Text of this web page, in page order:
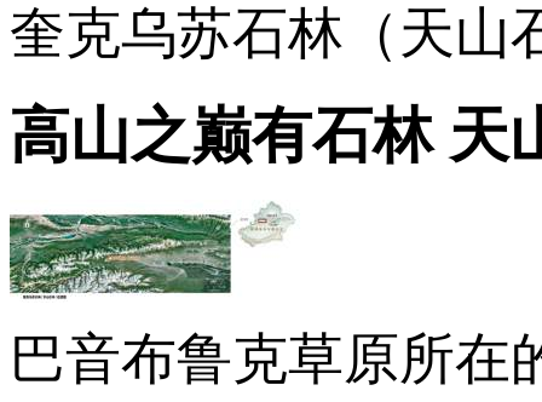
奎克乌苏石林（天山
高山之巅有石林 天
巴音布鲁克草原所在